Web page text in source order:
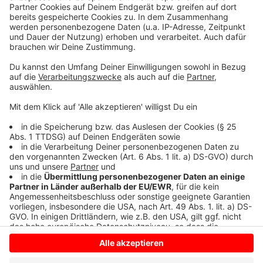
"Opfern" über die Telefonate aus den letzten zwei
Jahrzehnten unterhalten. Wir erfahren auch, wie es ihm
dabei ergangen ist und wobei er selbst mal ins
Schleudern gekommen ist. Viel Spaß beim Zuhören und
bitte nicht erschrecken, wenn dabei das Telefon
klingelt. Es muss ja nicht unbedingt Elvis Eifel dran
sein.
Anzeige